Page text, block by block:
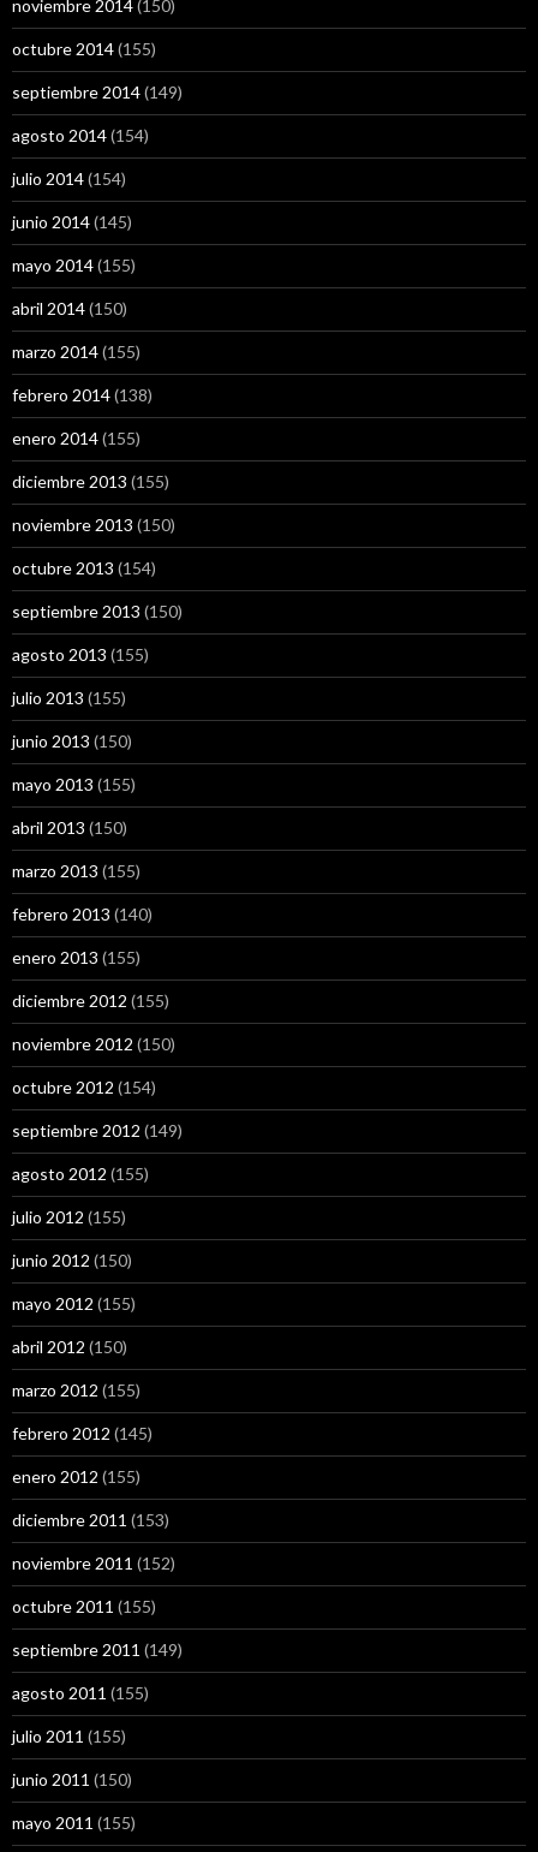
noviembre 2014(150)
octubre 2014(155)
septiembre 2014(149)
agosto 2014(154)
julio 2014(154)
junio 2014(145)
mayo 2014(155)
abril 2014(150)
marzo 2014(155)
febrero 2014(138)
enero 2014(155)
diciembre 2013 (155)
noviembre 2013 (150)
octubre 2013 (154)
septiembre 2013 (150)
agosto 2013 (155)
julio 2013 (155)
junio 2013 (150)
mayo 2013 (155)
abril 2013 (150)
marzo 2013 (155)
febrero 2013 (140)
enero 2013 (155)
diciembre 2012 (155)
noviembre 2012 (150)
octubre 2012 (154)
septiembre 2012 (149)
agosto 2012 (155)
julio 2012 (155)
junio 2012 (150)
mayo 2012 (155)
abril 2012 (150)
marzo 2012 (155)
febrero 2012 (145)
enero 2012 (155)
diciembre 2011 (153)
noviembre 2011 (152)
octubre 2011 (155)
septiembre 2011 (149)
agosto 2011 (155)
julio 2011 (155)
junio 2011 (150)
mayo 2011 (155)